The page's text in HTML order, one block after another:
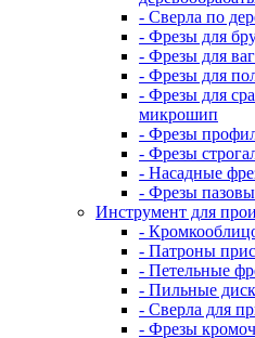
- Сверла по
- Фрезы для
- Фрезы для
- Фрезы для
- Фрезы для
микрошип
- Фрезы
- Фрезы
- Насадные
- Фрезы
Инструмент для
-
- Патроны
- Петельные
- Пильные
- Сверла для
- Фрезы